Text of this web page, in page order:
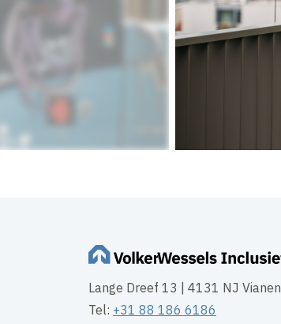
Lange Dreef 13 | 4131 NJ Vianen
Tel: +31 88 186 6186